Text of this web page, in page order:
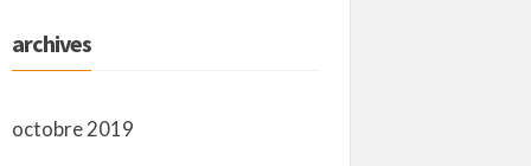
archives
octobre 2019